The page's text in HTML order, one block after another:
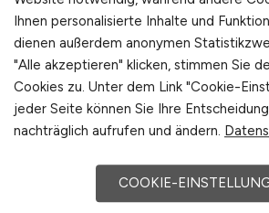
Property Manager
für Wohnimmobilien
30.08.2025
Ihnen personalisierte Inhalte und
dienen außerdem anonymen
"Alle akzeptieren" klicken, stimmen Sie
Cookies zu. Unter dem Link "Cookie-
jeder Seite können Sie Ihre
nachträglich aufrufen und ändern.
COOKIE-